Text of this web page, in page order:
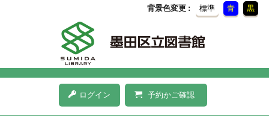
背景色変更 標準 青 黒
ログイン 予約かご確認